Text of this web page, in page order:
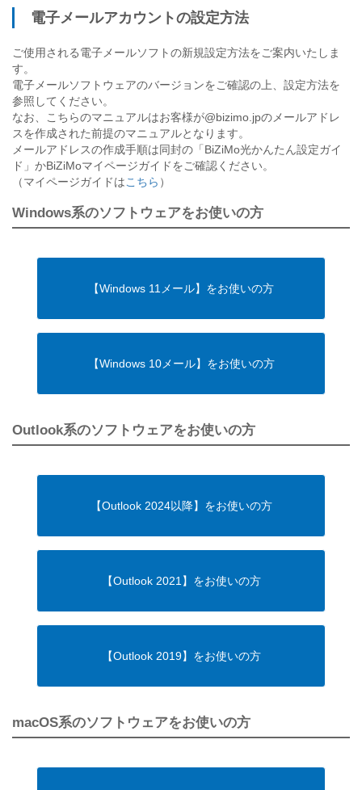
電子メールアカウントの設定方法
ご使用される電子メールソフトの新規設定方法をご案内いたしま
す。
電子メールソフトウェアのバージョンをご確認の上、設定方法を
参照してください。
なお、こちらのマニュアルはお客様が@bizimo.jpのメールアドレ
スを作成された前提のマニュアルとなります。
メールアドレスの作成手順は同封の「BiZiMo光かんたん設定ガイ
ド」かBiZiMoマイページガイドをご確認ください。
（マイページガイドはこちら ）
Windows系のソフトウェアをお使いの方
【Windows 11メール】をお使いの方
【Windows 10メール】をお使いの方
Outlook系のソフトウェアをお使いの方
【Outlook 2024以降】をお使いの方
【Outlook 2021】をお使いの方
【Outlook 2019】をお使いの方
macOS系のソフトウェアをお使いの方